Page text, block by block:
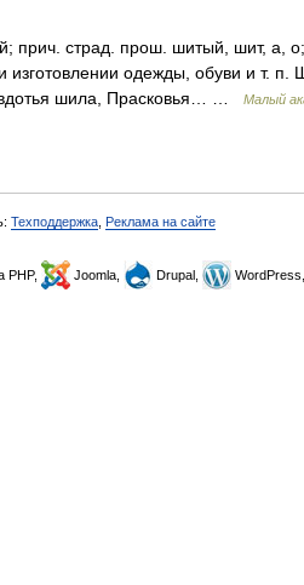
страд. прош. шитый, шит, а, о;
изготовлении одежды, обуви и т.
шила, Прасковья… …
Малый
Техподдержка Реклама на сайте
PHP, Joomla, Drupal,